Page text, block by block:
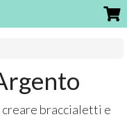
braccialetti e